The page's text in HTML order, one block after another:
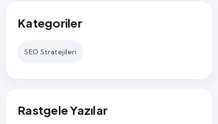
Kategoriler
SEO Stratejileri
Rastgele Yazılar